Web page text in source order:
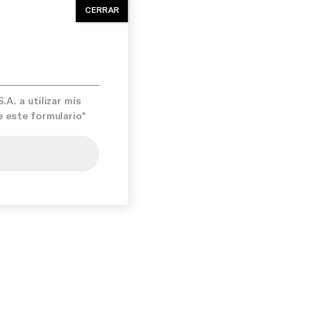
a utilizar mis
este formulario*
CERRAR